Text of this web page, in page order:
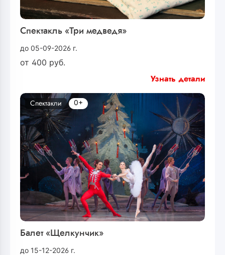
Спектакль «Три медведя»
до 05-09-2026 г.
от 400 руб.
Узнать детали
Балет «Щелкунчик»
до 15-12-2026 г.
Спектакли 0+